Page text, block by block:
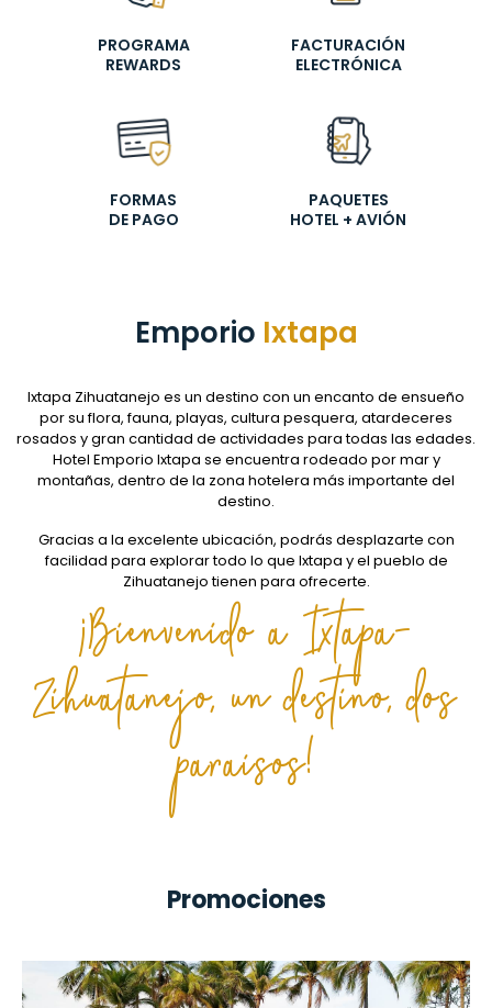
Contacto
Facturación
Frecuentes
PROGRAMA
REWARDS
FACTURACIÓN
ELECTRÓNICA
FORMAS
DE PAGO
PAQUETES
HOTEL + AVIÓN
Emporio Ixtapa
Ixtapa Zihuatanejo es un destino con un encanto de ensueño
por su flora, fauna, playas, cultura pesquera, atardeceres
rosados y gran cantidad de actividades para todas las edades.
Hotel Emporio Ixtapa se encuentra rodeado por mar y
montañas, dentro de la zona hotelera más importante del
destino.
Gracias a la excelente ubicación, podrás desplazarte con
facilidad para explorar todo lo que Ixtapa y el pueblo de
Zihuatanejo tienen para ofrecerte.
¡Bienvenido a Ixtapa-
Zihuatanejo, un destino, dos
paraisos!
Promociones